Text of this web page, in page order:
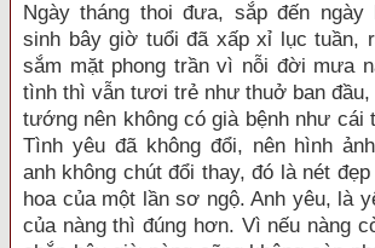
Ngày tháng thoi đưa, sắp đến ngày
sinh bây giờ tuổi đã xấp xỉ lục tuần,
sắm mặt phong trần vì nỗi đời mưa
tình thì vẫn tươi trẻ như thuở ban
tướng nên không có già bệnh như cái
Tình yêu đã không đổi, nên hình
anh không chút đổi thay, đó là nét
hoa của một lần sơ ngộ. Anh yêu, là
của nàng thì đúng hơn. Vì nếu nàng